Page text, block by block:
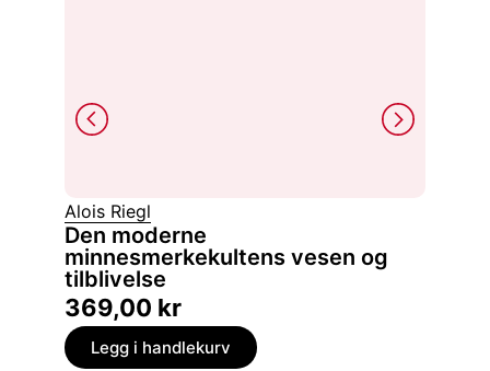
Alois Riegl
Den moderne
minnesmerkekultens vesen og
tilblivelse
369,00 kr
Legg i handlekurv